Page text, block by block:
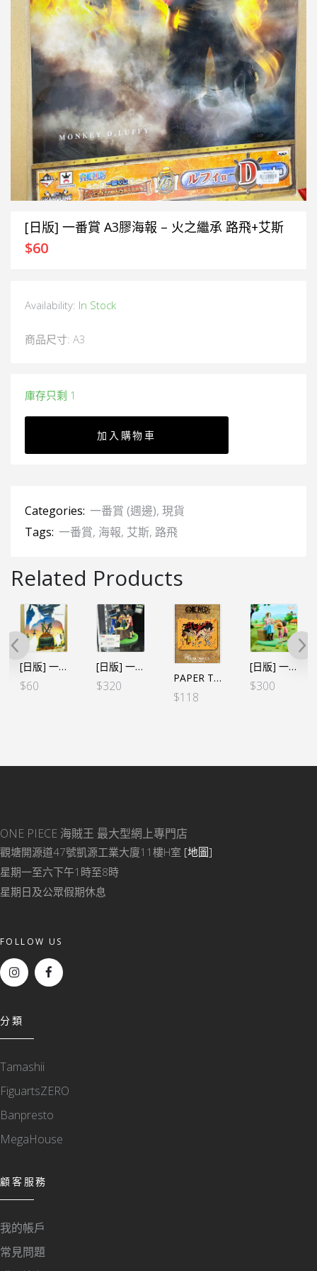
[日版] 一番賞 A3膠海報 – 火之繼承 路飛+艾斯
$60
Availability: In Stock
商品尺寸: A3
庫存只剩 1
加入購物車
Categories: 一番賞 (週邊), 現貨
Tags: 一番賞, 海報, 艾斯, 路飛
Related Products
[日版] 一番賞 A3膠海報 – 艾斯之墓
$60
[日版] 一番くじ -回憶時刻- A賞 三兄弟 童年 路飛艾斯薩波
$320 PAPER THEATER「還能打嗎路飛!!! 」（艾斯&路飛）
$118
[日版] 一番くじ -冒険への軌跡- A賞 路飛&艾斯
$300
ONE PIECE 海賊王 最大型網上專門店
觀塘開源道47號凱源工業大廈11樓H室 [地圖]
星期一至六下午1時至8時
星期日及公眾假期休息
FOLLOW US
分類
Tamashii
FiguartsZERO
Banpresto
MegaHouse
顧客服務
我的帳戶
常見問題